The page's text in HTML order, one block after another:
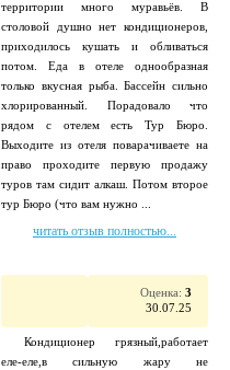
территории много муравьёв. В
столовой душно нет кондиционеров,
приходилось кушать и обливаться
потом. Еда в отеле однообразная
только вкусная рыба. Бассейн сильно
хлорированный. Порадовало что
рядом с отелем есть Тур Бюро.
Выходите из отеля поварачиваете на
право проходите первую продажу
туров там сидит алкаш. Потом второе
тур Бюро (что вам нужно ...
читать отзыв полностью...
Оценка: 3
30.07.25
Кондиционер грязный,работает
еле-еле,в сильную жару не